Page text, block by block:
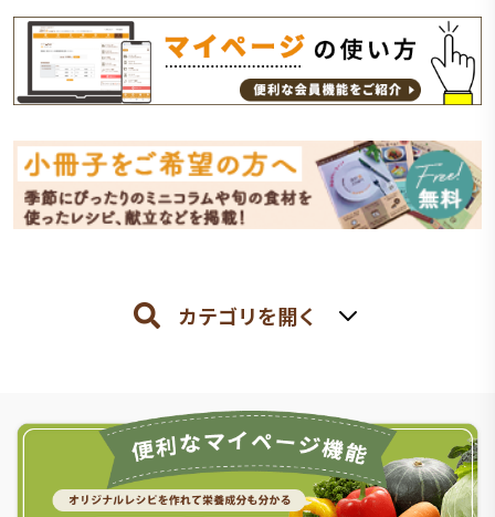
カテゴリを開く